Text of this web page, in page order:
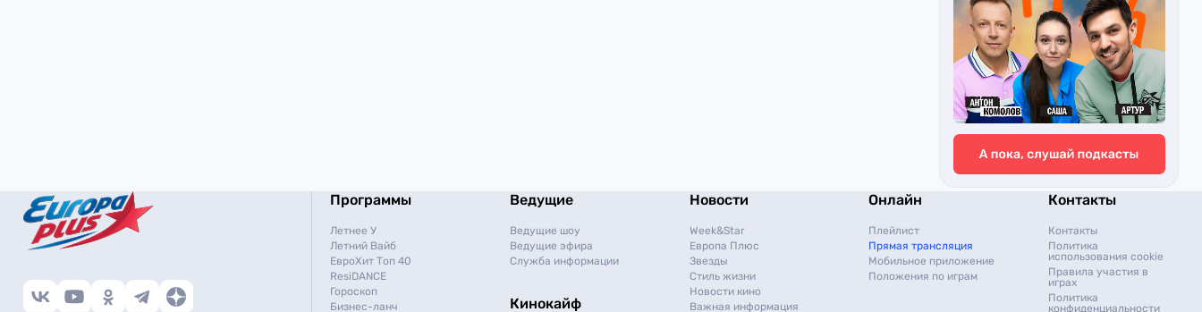
Программы
Летнее У
Летний Вайб
ЕвроХит Топ 40
ResiDANCE
Гороскоп
Бизнес-ланч
Ведущие
Ведущие шоу
Ведущие эфира
Служба информации
Кинокайф
Новости
Week&Star
Европа Плюс
Звезды
Стиль жизни
Новости кино
Важная информация
Онлайн
Плейлист
Прямая трансляция
Мобильное приложение
Положения по играм
Контакты
Контакты
Политика
использования cookie
Правила участия в
играх
Политика
конфиденциальности